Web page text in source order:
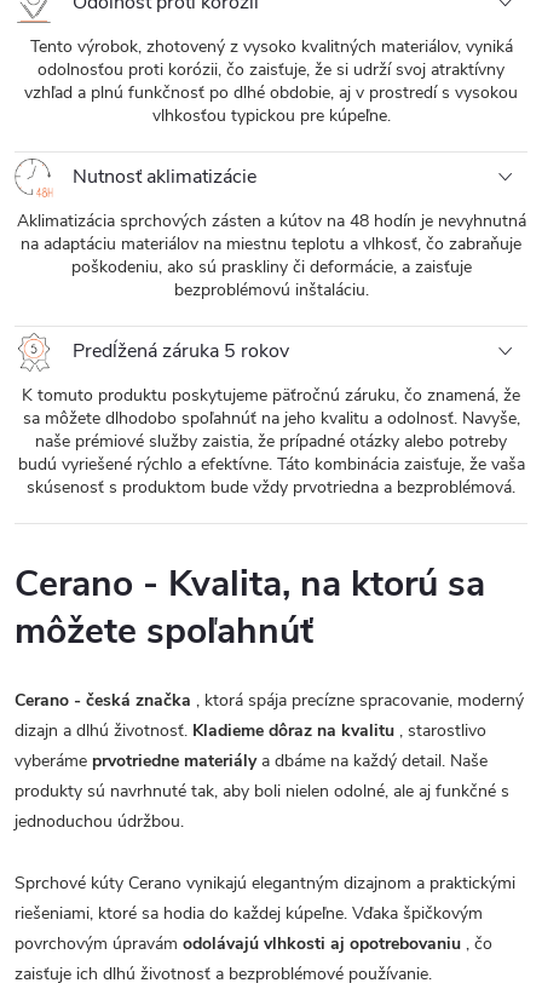
Tento výrobok, zhotovený z vysoko kvalitných materiálov, vyniká
odolnosťou proti korózii, čo zaisťuje, že si udrží svoj atraktívny
vzhľad a plnú funkčnosť po dlhé obdobie, aj v prostredí s vysokou
vlhkosťou typickou pre kúpeľne.
Nutnosť aklimatizácie
Aklimatizácia sprchových zásten a kútov na 48 hodín je nevyhnutná
na adaptáciu materiálov na miestnu teplotu a vlhkosť, čo zabraňuje
poškodeniu, ako sú praskliny či deformácie, a zaisťuje
bezproblémovú inštaláciu.
Predĺžená záruka 5 rokov
K tomuto produktu poskytujeme päťročnú záruku, čo znamená, že
sa môžete dlhodobo spoľahnúť na jeho kvalitu a odolnosť. Navyše,
naše prémiové služby zaistia, že prípadné otázky alebo potreby
budú vyriešené rýchlo a efektívne. Táto kombinácia zaisťuje, že vaša
skúsenosť s produktom bude vždy prvotriedna a bezproblémová.
Cerano - Kvalita, na ktorú sa
môžete spoľahnúť
Cerano - česká značka , ktorá spája precízne spracovanie, moderný
dizajn a dlhú životnosť. Kladieme dôraz na kvalitu , starostlivo
vyberáme prvotriedne materiálya dbáme na každý detail. Naše
produkty sú navrhnuté tak, aby boli nielen odolné, ale aj funkčné s
jednoduchou údržbou.
Sprchové kúty Cerano vynikajú elegantným dizajnom a praktickými
riešeniami, ktoré sa hodia do každej kúpeľne. Vďaka špičkovým
povrchovým úpravám odolávajú vlhkosti aj opotrebovaniu , čo
zaisťuje ich dlhú životnosť a bezproblémové používanie.